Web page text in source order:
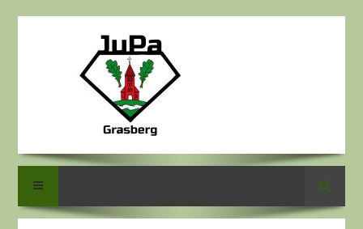
Suche